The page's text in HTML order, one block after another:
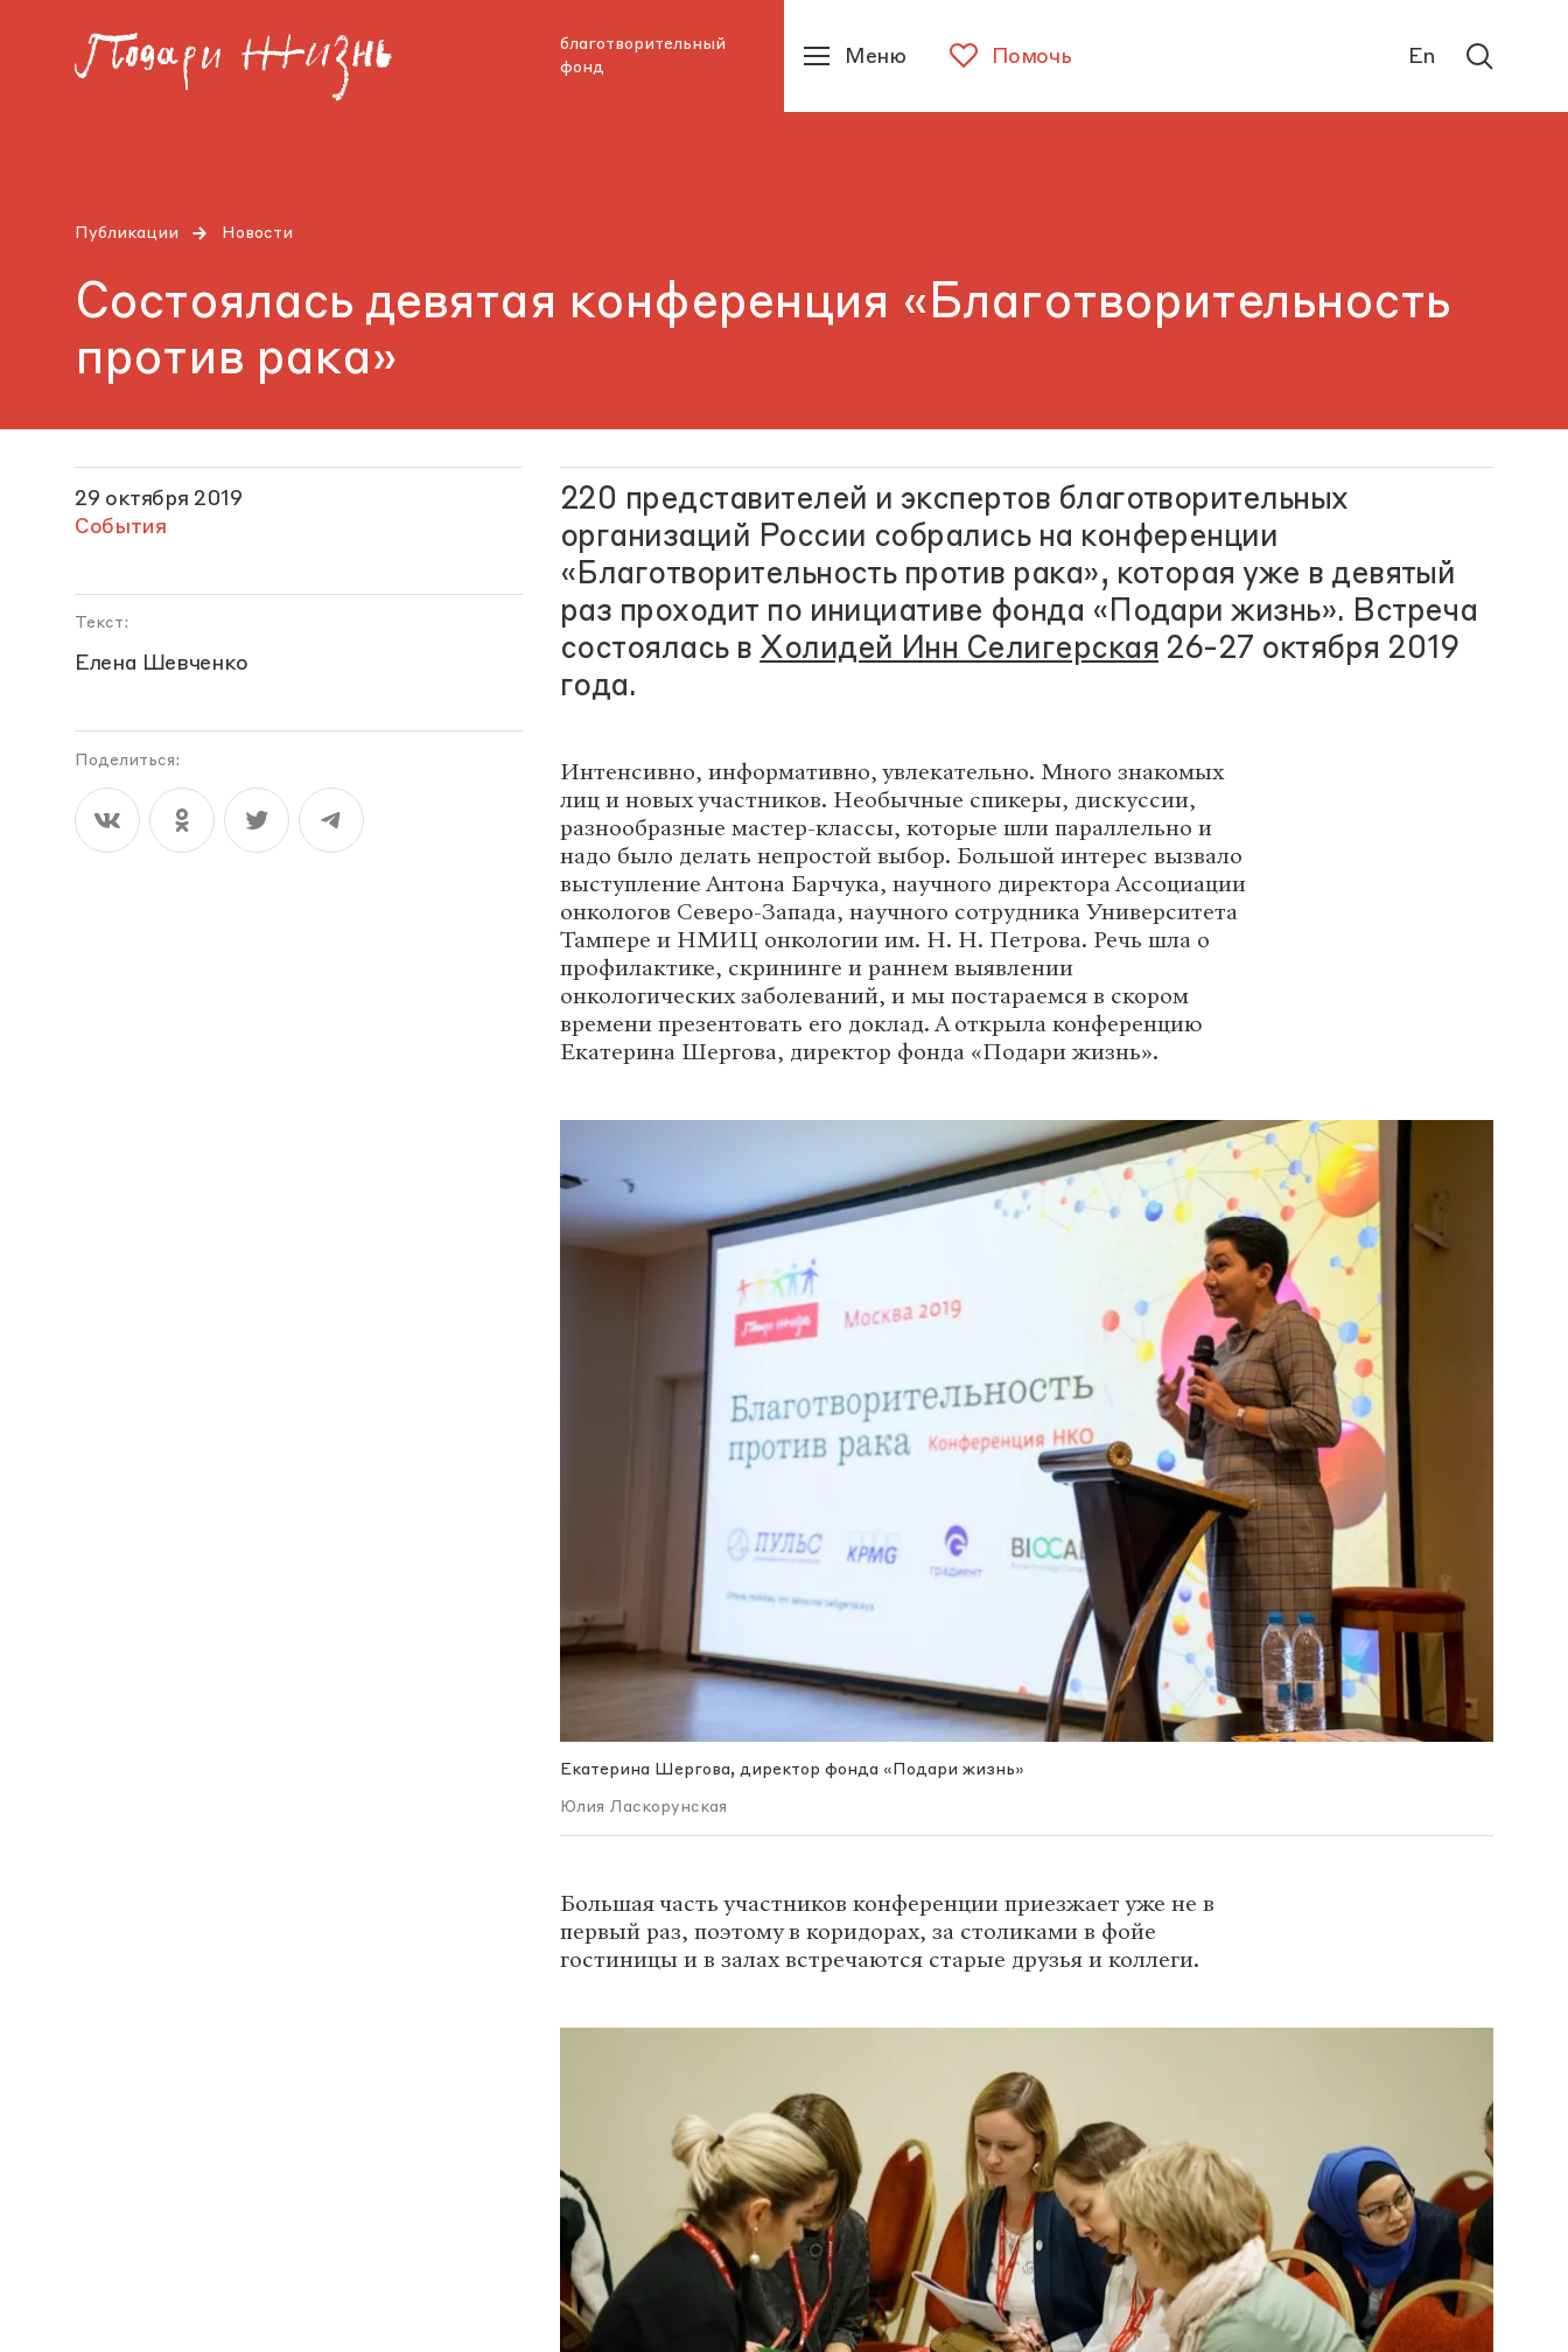
благотворительный
фонд
Помочь
Меню En
Публикации Новости
Состоялась девятая конференция «Благотворительность
против рака»
29 октября 2019
События
Текст:
Елена Шевченко
Поделиться:
220 представителей и экспертов благотворительных
организаций России собрались на конференции
«Благотворительность против рака», которая уже в девятый
раз проходит по инициативе фонда «Подари жизнь». Встреча
состоялась в Холидей Инн Селигерская 26-27 октября 2019
года.
Интенсивно, информативно, увлекательно. Много знакомых
лиц и новых участников. Необычные спикеры, дискуссии,
разнообразные мастер-классы, которые шли параллельно и
надо было делать непростой выбор. Большой интерес вызвало
выступление Антона Барчука, научного директора Ассоциации
онкологов Северо-Запада, научного сотрудника Университета
Тампере и НМИЦ онкологии им. Н. Н. Петрова. Речь шла о
профилактике, скрининге и раннем выявлении
онкологических заболеваний, и мы постараемся в скором
времени презентовать его доклад. А открыла конференцию
Екатерина Шергова, директор фонда «Подари жизнь».
Екатерина Шергова, директор фонда «Подари жизнь»
Юлия Ласкорунская
Большая часть участников конференции приезжает уже не в
первый раз, поэтому в коридорах, за столиками в фойе
гостиницы и в залах встречаются старые друзья и коллеги.